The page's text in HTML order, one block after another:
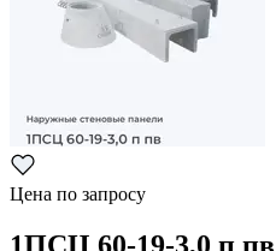
Цена по запросу
1ПСЦ 60-19-3,0 п пв